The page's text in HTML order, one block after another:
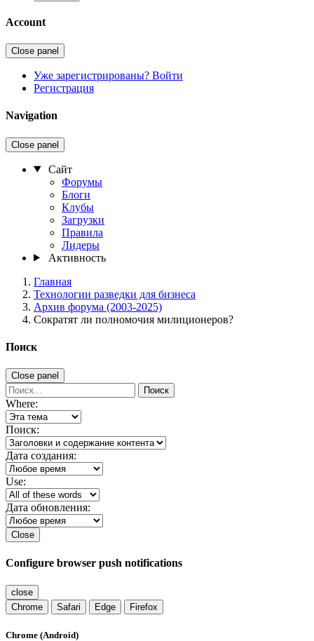
Account
Close panel
Уже зарегистрированы? Войти
Регистрация
Navigation
Close panel
Сайт
Форумы
Блоги
Клубы
Загрузки
Правила
Лидеры
Активность
Главная
Технологии разведки для бизнеса
Архив форума (2003-2025)
Сократят ли полномочия милиционеров?
Поиск
Close panel
Поиск
Where:
Поиск:
Дата создания:
Use:
Дата обновления:
Close
Configure browser push notifications
close
Chrome
Safari Edge Firefox
Chrome (Android)